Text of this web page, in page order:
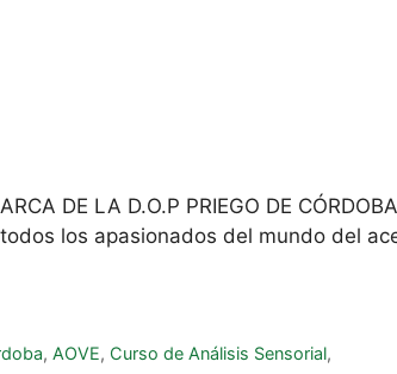
DE LA D.O.P PRIEGO DE CÓRDOBA
todos los apasionados del mundo del
,AOVE, Curso de Análisis Sensorial,